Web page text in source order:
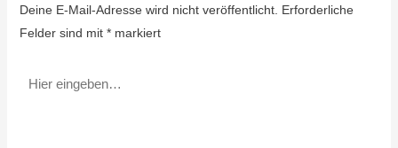
Deine E-Mail-Adresse wird nicht veröffentlicht. Erforderliche
Felder sind mit *markiert